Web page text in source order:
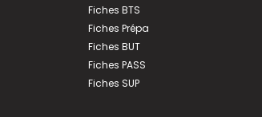
Fiches BTS
Fiches Prépa
Fiches BUT
Fiches PASS
Fiches SUP